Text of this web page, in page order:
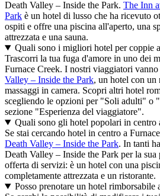
Death Valley – Inside the Park. The Inn
Park è un hotel di lusso che ha ricevuto
ospiti e offre una piscina all'aperto, una
attrezzata e una sauna.
Quali sono i migliori hotel per coppie
Trascorri la tua fuga d'amore in uno dei
Furnace Creek. I nostri viaggiatori
Valley – Inside the Park, un hotel con un
massaggi in camera. Scopri altri hotel
scegliendo le opzioni per "Soli adulti" o
sezione "Esperienza del viaggiatore".
Quali sono gli hotel popolari in centro
Se stai cercando hotel in centro a
Death Valley – Inside the Park. In tanti
Death Valley – Inside the Park per la sua
offerta di servizi: è un hotel con una
completamente attrezzata e un ristorante.
Posso prenotare un hotel rimborsabile